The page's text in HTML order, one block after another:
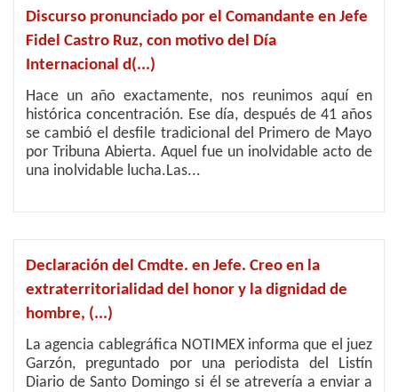
Discurso pronunciado por el Comandante en Jefe
Fidel Castro Ruz, con motivo del Día
Internacional d(...)
Hace un año exactamente, nos reunimos aquí en
histórica concentración. Ese día, después de 41 años
se cambió el desfile tradicional del Primero de Mayo
por Tribuna Abierta. Aquel fue un inolvidable acto de
una inolvidable lucha.Las...
Declaración del Cmdte. en Jefe. Creo en la
extraterritorialidad del honor y la dignidad de
hombre, (...)
La agencia cablegráfica NOTIMEX informa que el juez
Garzón, preguntado por una periodista del Listín
Diario de Santo Domingo si él se atrevería a enviar a